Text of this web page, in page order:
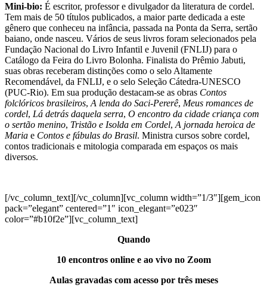
Mini-bio: É escritor, professor e divulgador da literatura de cordel.
Tem mais de 50 títulos publicados, a maior parte dedicada a este
gênero que conheceu na infância, passada na Ponta da Serra, sertão
baiano, onde nasceu. Vários de seus livros foram selecionados pela
Fundação Nacional do Livro Infantil e Juvenil (FNLIJ) para o
Catálogo da Feira do Livro Bolonha. Finalista do Prêmio Jabuti,
suas obras receberam distinções como o selo Altamente
Recomendável, da FNLIJ, e o selo Seleção Cátedra-UNESCO
(PUC-Rio). Em sua produção destacam-se as obras Contos
folclóricos brasileiros, A lenda do Saci-Pererê, Meus romances de
cordel, Lá detrás daquela serra, O encontro da cidade criança com
o sertão menino, Tristão e Isolda em Cordel, A jornada heroica de
Maria e Contos e fábulas do Brasil. Ministra cursos sobre cordel,
contos tradicionais e mitologia comparada em espaços os mais
diversos.
[/vc_column_text][/vc_column][vc_column width=”1/3″][gem_icon
pack=”elegant” centered=”1″ icon_elegant=”e023″
color=”#b10f2e”][vc_column_text]
Quando
10 encontros online e ao vivo no Zoom
Aulas gravadas com acesso por três meses